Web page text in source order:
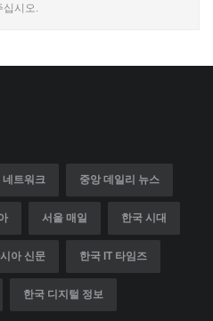
십시오.
네트워크 중앙 데일리 뉴스
서울 매일 한국 시대
아 신문 한국 IT 타임즈
한국 디지털 정보